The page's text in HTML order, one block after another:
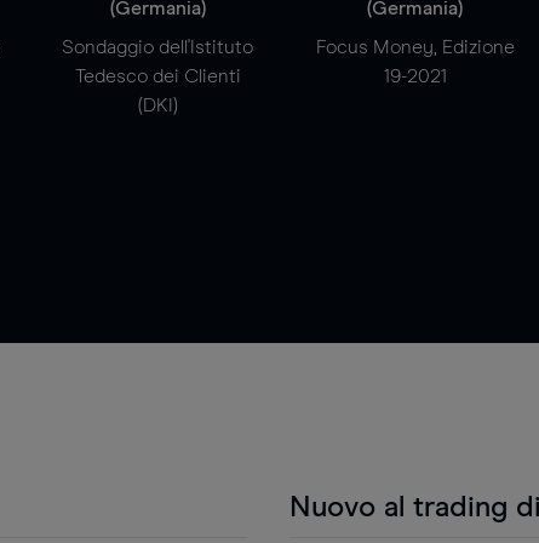
(Germania)
Sondaggio dell'Istituto
Tedesco dei Clienti
(DKI)
(Germania)
Focus Money, Edizione
19-2021
Nuovo al trading